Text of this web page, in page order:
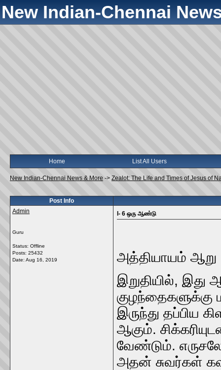
New Indian-Chennai
Home List All Users
New Indian-Chennai News & More -> Zealot: The Life and Times of Jesus of
Post Info
Admin
Guru
Status: Offline
Posts: 25432
Date: Aug 16, 2019
I- 6 ஒரு ஆண்டு
அத்தியாயம் ஆறு
இறுதியில்,
குழந்தைகளுக்கு
இருந்து தப்பிய
ஆகும்.
வேண்டும்.
அதன் சுவர்கள்